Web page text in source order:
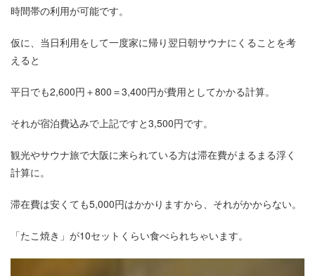
時間帯の利用が可能です。
仮に、当日利用をして一度家に帰り翌日朝サウナにくることを考
えると
平日でも2,600円＋800＝3,400円が費用としてかかる計算。
それが宿泊費込みで上記ですと3,500円です。
観光やサウナ旅で大阪に来られている方は滞在費がまるまる浮く
計算に。
滞在費は安くても5,000円はかかりますから、それがかからない。
「たこ焼き」が10セットくらい食べられちゃいます。